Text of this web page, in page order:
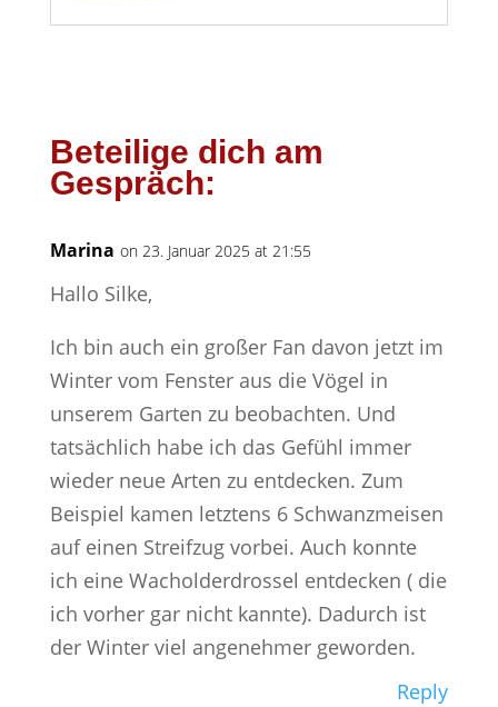
Beteilige dich am
Gespräch:
Marina on 23. Januar 2025 at 21:55
Hallo Silke,
Ich bin auch ein großer Fan davon jetzt im
Winter vom Fenster aus die Vögel in
unserem Garten zu beobachten. Und
tatsächlich habe ich das Gefühl immer
wieder neue Arten zu entdecken. Zum
Beispiel kamen letztens 6 Schwanzmeisen
auf einen Streifzug vorbei. Auch konnte
ich eine Wacholderdrossel entdecken ( die
ich vorher gar nicht kannte). Dadurch ist
der Winter viel angenehmer geworden.
Reply